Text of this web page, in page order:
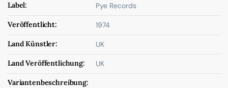
Label: Pye Records
Veröffentlicht: 1974
Land Künstler: UK
Land Veröffentlichung: UK
Variantenbeschreibung: